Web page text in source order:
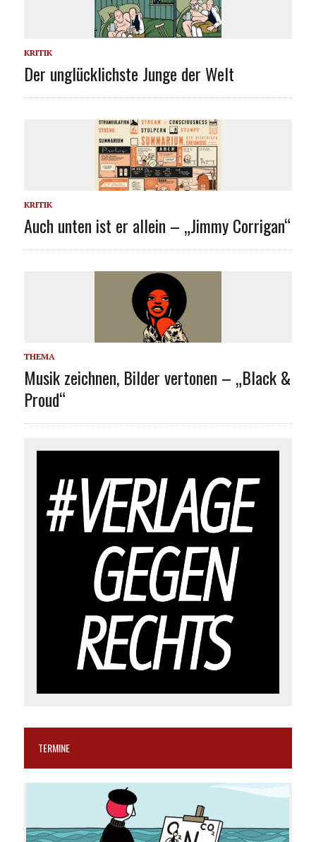
KRITIK
Der unglücklichste Junge der Welt
KRITIK
Auch unten ist er allein – „Jimmy Corrigan“
THEMA
Musik zeichnen, Bilder vertonen – „Black &
Proud“
TERMINE